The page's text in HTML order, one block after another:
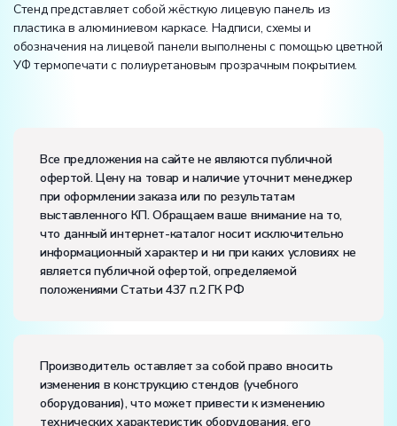
Стенд представляет собой жёсткую лицевую панель из
пластика в алюминиевом каркасе. Надписи, схемы и
обозначения на лицевой панели выполнены с помощью цветной
УФ термопечати с полиуретановым прозрачным покрытием.
Размеры (Д x Ш x В):
Диапазон рабочих температур, ˚С:+10…+35
Влажность, %:до 80
Количество человек, которое одновременно и
активно может работать на комплекте:2
1
я лабораторная.
я лабораторная.
Все предложения на сайте не являются публичной
офертой. Цену на товар и наличие уточнит менеджер
при оформлении заказа или по результатам
выставленного КП. Обращаем ваше внимание на то,
что данный интернет-каталог носит исключительно
информационный характер и ни при каких условиях не
является публичной офертой, определяемой
положениями Статьи 437 п.2 ГК РФ
Производитель оставляет за собой право вносить
изменения в конструкцию стендов (учебного
оборудования), что может привести к изменению
технических характеристик оборудования, его